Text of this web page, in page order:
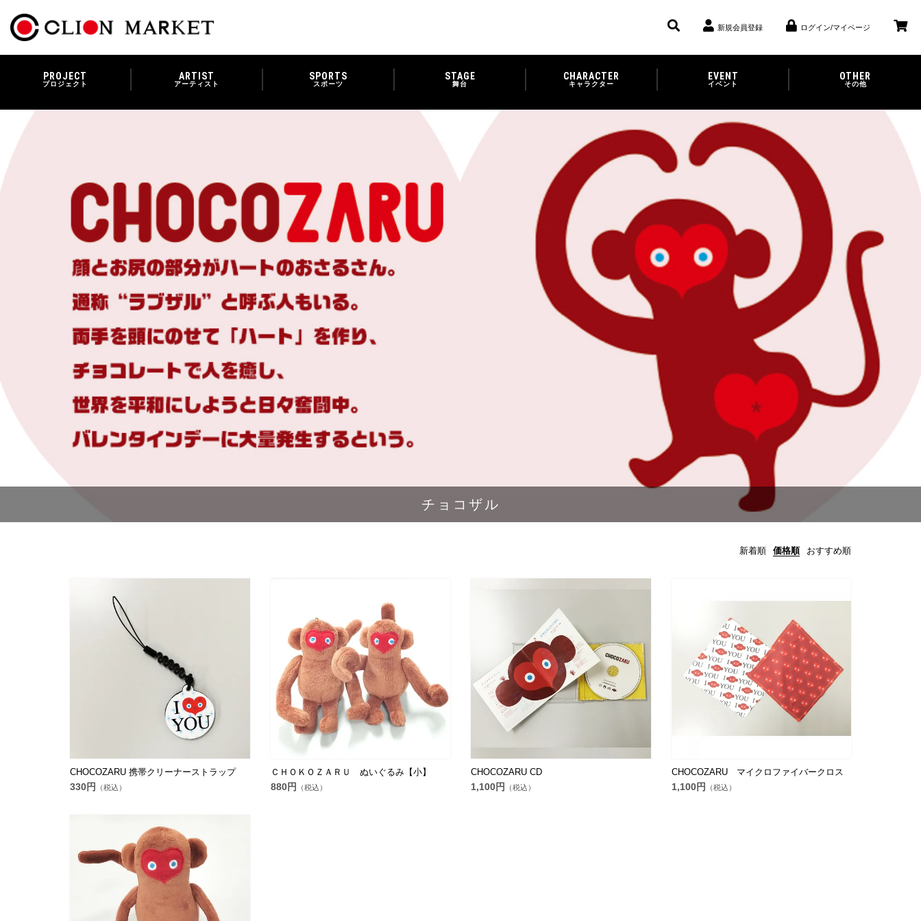
新規会員登録 ログイン/マイページ
PROJECT
プロジェクト
ARTIST
アーティスト
SPORTS
スポーツ
STAGE
舞台
CHARACTER
キャラクター
EVENT
イベント
OTHER
その他
チョコザル
新着順 価格順 おすすめ順
CHOCOZARU 携帯クリーナーストラップ
330円 （税込）
ＣＨＯＫＯＺＡＲＵ ぬいぐるみ【小】
880円 （税込）
CHOCOZARU CD
1,100円 （税込）
CHOCOZARU マイクロファイバークロス
1,100円 （税込）